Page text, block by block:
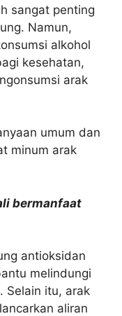
sangat penting
Namun,
alkohol
kesehatan,
arak
umum dan
minum arak
bermanfaat
antioksidan
melindungi
Selain itu, arak
aliran